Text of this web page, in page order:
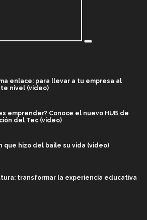
enlace: para llevar a tu empresa al
nivel (video)
emprender? Conoce el nuevo HUB de
del Tec (video)
que hizo del baile su vida (video)
transformar la experiencia educativa